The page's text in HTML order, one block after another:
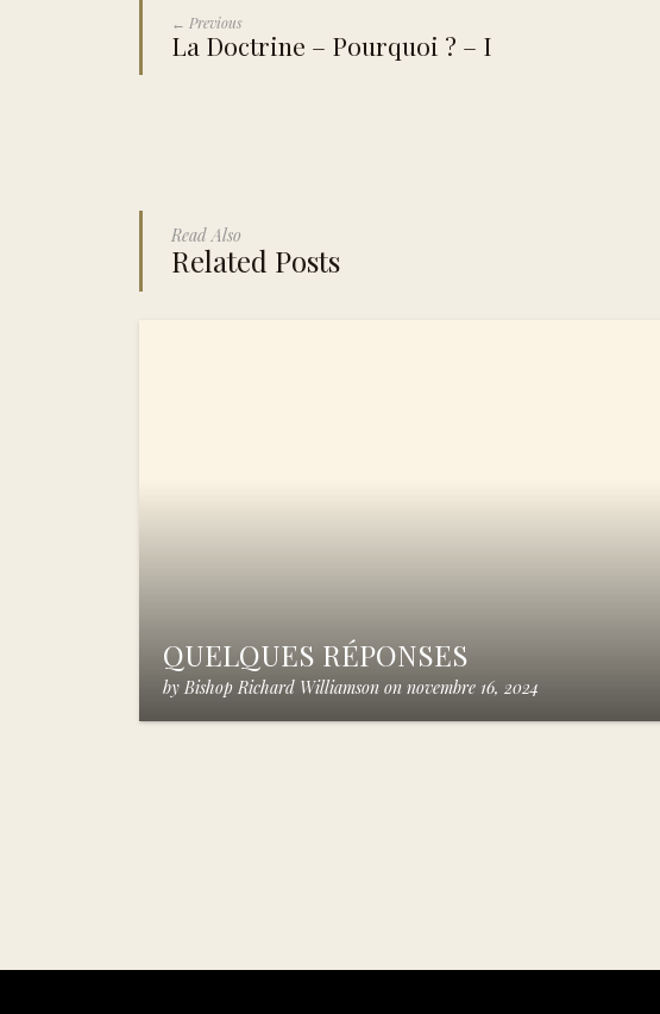
← Previous
La Doctrine – Pourquoi ? – I
Read Also
Related Posts
QUELQUES RÉPONSES
by Bishop Richard Williamson on novembre 16, 2024